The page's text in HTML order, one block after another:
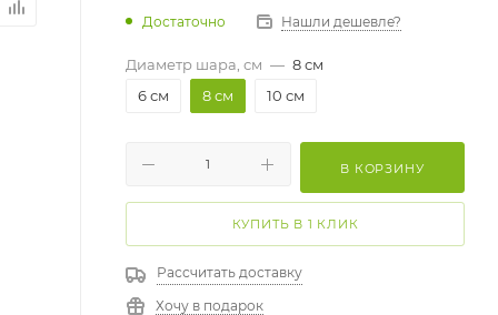
Достаточно Нашли дешевле?
Диаметр шара, см — 8 см
6 см
8 см 10 см
В КОРЗИНУ
КУПИТЬ В 1 КЛИК
Рассчитать доставку
Хочу в подарок